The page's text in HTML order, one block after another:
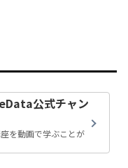
公式チャン
を動画で学ぶことが